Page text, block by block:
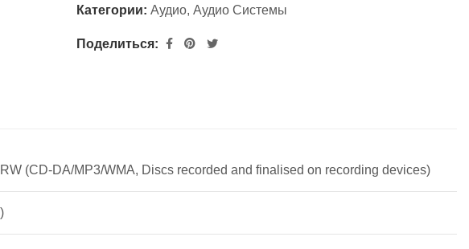
Категории:Аудио,Аудио Системы
Поделиться:
(CD-DA/MP3/WMA, Discs recorded and finalised on recording devices)